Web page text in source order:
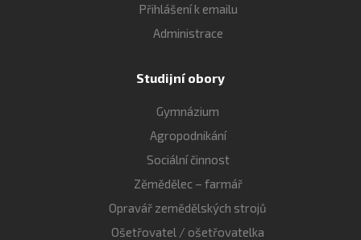
Přihlášení k emailu
Administrace
Studijní obory
Gymnázium
Agropodnikání
Sociální činnost
Zěmědělec – farmář
Opravář zemědělských strojů
Ošetřovatel / ošetřovatelka